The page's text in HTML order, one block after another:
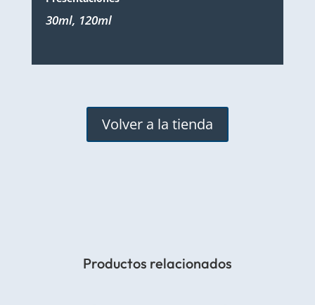
30ml, 120ml
Volver a la tienda
Productos relacionados